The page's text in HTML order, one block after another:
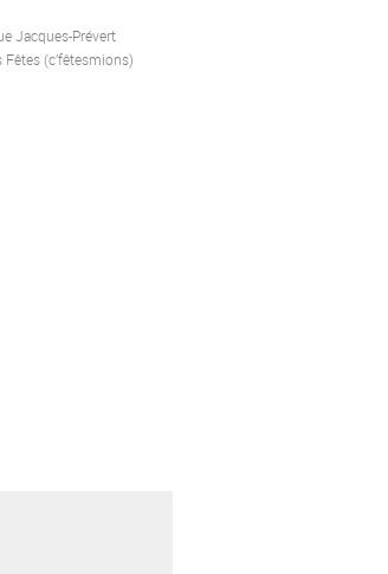
Jacques-Prévert
(c’fêtesmions)